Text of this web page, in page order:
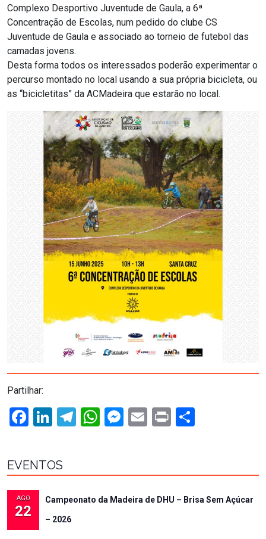
Complexo Desportivo Juventude de Gaula, a 6ª
Concentração de Escolas, num pedido do clube CS
Juventude de Gaula e associado ao torneio de futebol das
camadas jovens.
Desta forma todos os interessados poderão experimentar o
percurso montado no local usando a sua própria bicicleta, ou
as “bicicletitas” da ACMadeira que estarão no local.
Partilhar:
Facebook
LinkedIn
Telegram
WhatsApp
Messenger
Email
Print
EVENTOS
AGO
22
Campeonato da Madeira de DHU – Brisa Sem Açúcar
– 2026